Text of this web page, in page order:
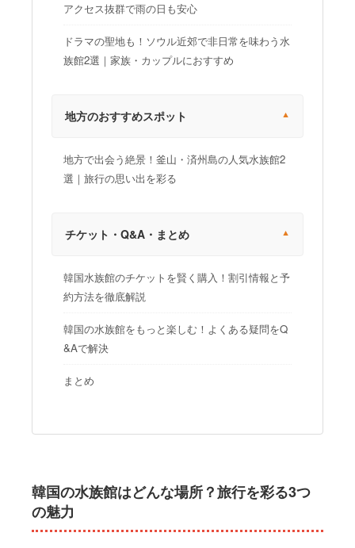
アクセス抜群で雨の日も安心
ドラマの聖地も！ソウル近郊で非日常を味わう水
族館2選｜家族・カップルにおすすめ
地方のおすすめスポット
地方で出会う絶景！釜山・済州島の人気水族館2
選｜旅行の思い出を彩る
チケット・Q&A・まとめ
韓国水族館のチケットを賢く購入！割引情報と予
約方法を徹底解説
韓国の水族館をもっと楽しむ！よくある疑問をQ
&Aで解決
まとめ
韓国の水族館はどんな場所？旅行を彩る3つ
の魅力